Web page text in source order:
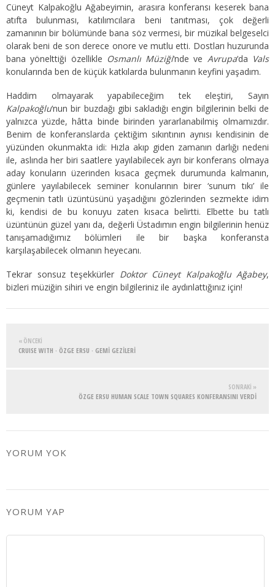
Cüneyt Kalpakoğlu Ağabeyimin, arasıra konferansı keserek bana
atıfta bulunması, katılımcılara beni tanıtması, çok değerli
zamanının bir bölümünde bana söz vermesi, bir müzikal belgeselci
olarak beni de son derece onore ve mutlu etti. Dostları huzurunda
bana yönelttiği özellikle Osmanlı Müziği‘nde ve Avrupa‘da Vals
konularında ben de küçük katkılarda bulunmanın keyfini yaşadım.
Haddim olmayarak yapabileceğim tek eleştiri, Sayın
Kalpakoğlu‘nun bir buzdağı gibi sakladığı engin bilgilerinin belki de
yalnızca yüzde, hâtta binde birinden yararlanabilmiş olmamızdır.
Benim de konferanslarda çektiğim sıkıntının aynısı kendisinin de
yüzünden okunmakta idi: Hızla akıp giden zamanın darlığı nedeni
ile, aslında her biri saatlere yayılabilecek ayrı bir konferans olmaya
aday konuların üzerinden kısaca geçmek durumunda kalmanın,
günlere yayılabilecek seminer konularının birer ‘sunum tıkı’ ile
geçmenin tatlı üzüntüsünü yaşadığını gözlerinden sezmekte idim
ki, kendisi de bu konuyu zaten kısaca belirtti. Elbette bu tatlı
üzüntünün güzel yanı da, değerli Üstadımın engin bilgilerinin henüz
tanışamadığımız bölümleri ile bir başka konferansta
karşılaşabilecek olmanın heyecanı.
Tekrar sonsuz teşekkürler Doktor Cüneyt Kalpakoğlu Ağabey,
bizleri müziğin sihiri ve engin bilgileriniz ile aydınlattığınız için!
« ÖNCEKI
CRUISE WITH · ÖZGE ERSU · GEMİ GEZİLERİ
SONRAKI »
ÖZGE ERSU HUMAN SCALE TOWN SQUARES KONFERANSINI VERDI
YORUM YOK
YORUM YAP